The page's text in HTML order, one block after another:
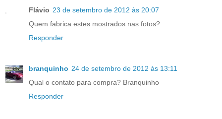
Flávio 23 de setembro de 2012 às 20:07
Quem fabrica estes mostrados nas fotos?
Responder
branquinho 24 de setembro de 2012 às 13:11
Qual o contato para compra? Branquinho
Responder